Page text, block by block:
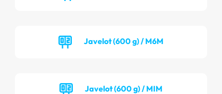
Javelot (600 g) / M6M
Javelot (600 g) / MIM